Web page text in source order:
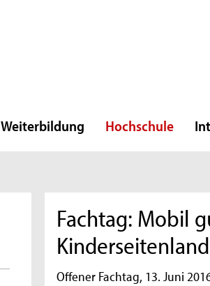
Weiterbildung Hochschule
Fachtag: Mobil
Offener Fachtag, 13. Juni